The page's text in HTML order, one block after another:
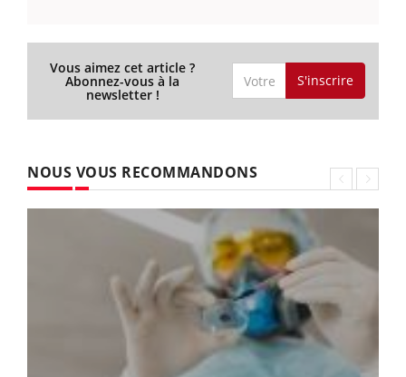
Vous aimez cet article ?
Abonnez-vous à la
newsletter !
S'inscrire
NOUS VOUS RECOMMANDONS